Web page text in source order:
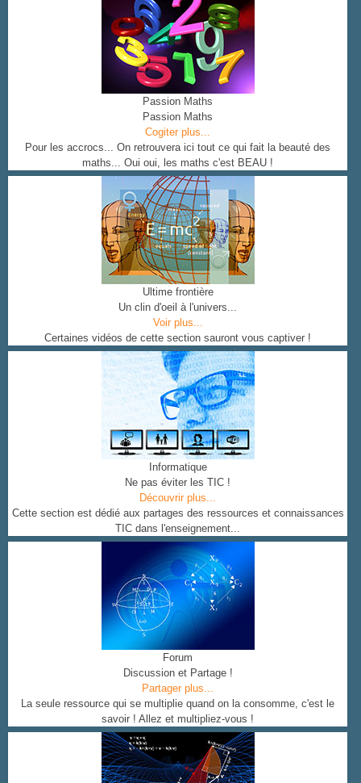
Passion Maths
Passion Maths
Cogiter plus...
Pour les accrocs... On retrouvera ici tout ce qui fait la beauté des
maths... Oui oui, les maths c'est BEAU !
Ultime frontière
Un clin d'oeil à l'univers...
Voir plus...
Certaines vidéos de cette section sauront vous captiver !
Informatique
Ne pas éviter les TIC !
Découvrir plus...
Cette section est dédié aux partages des ressources et connaissances
TIC dans l'enseignement...
Forum
Discussion et Partage !
Partager plus...
La seule ressource qui se multiplie quand on la consomme, c'est le
savoir ! Allez et multipliez-vous !